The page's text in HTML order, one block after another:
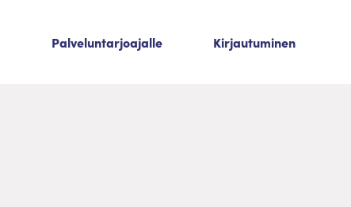
Palveluntarjoajalle Kirjautuminen